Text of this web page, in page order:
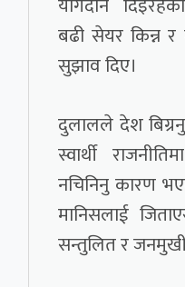
बढी सेयर किन्न
सुझाव दिए।
दुलालले देश
स्वार्थी
नचिनिनु कारण
मानिसलाई
सन्तुलित र जनमुखी